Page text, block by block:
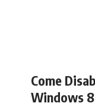
Come
Windows 8